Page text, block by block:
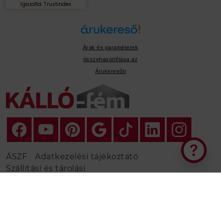
Elakadt a tervezésben?
Igazolta: Trustindex
Árak és paraméterek
összehasonlítása az
Árukeresőn
ÁSZF
Adatkezelési tájékoztató
Szállítási és tárolási